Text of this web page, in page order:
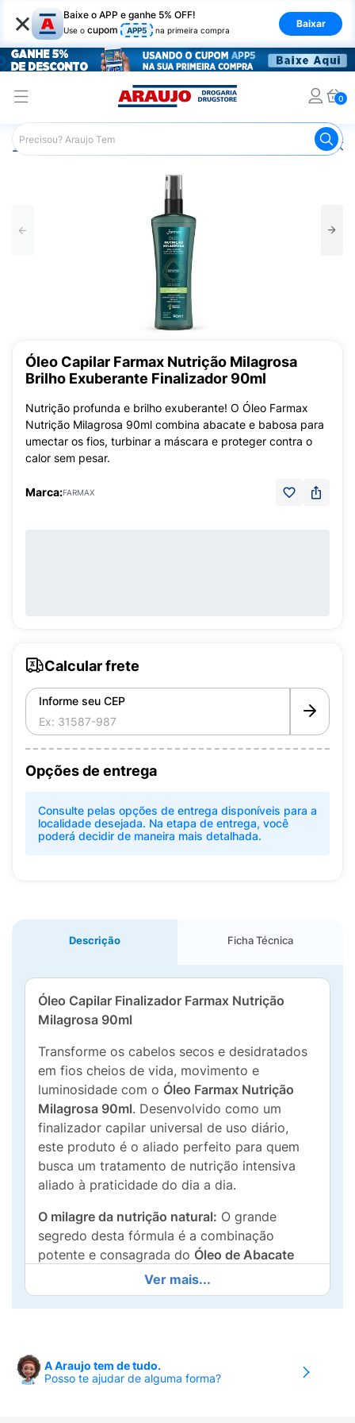
× Baixe o APP e ganhe 5% OFF!
Use o cupom APP5 na primeira compra
Baixar
0
Araujo Cabelo Óleo
Óleo Capilar Farmax Nutrição Milagrosa
Brilho Exuberante Finalizador 90ml
Nutrição profunda e brilho exuberante! O Óleo Farmax
Nutrição Milagrosa 90ml combina abacate e babosa para
umectar os fios, turbinar a máscara e proteger contra o
calor sem pesar.
Marca:FARMAX
Calcular frete
Informe seu CEP
Opções de entrega
Consulte pelas opções de entrega disponíveis para a
localidade desejada. Na etapa de entrega, você
poderá decidir de maneira mais detalhada.
Descrição Ficha Técnica
Óleo Capilar Finalizador Farmax Nutrição
Milagrosa 90ml
Transforme os cabelos secos e desidratados
em fios cheios de vida, movimento e
luminosidade com o Óleo Farmax Nutrição
Milagrosa 90ml. Desenvolvido como um
finalizador capilar universal de uso diário,
este produto é o aliado perfeito para quem
busca um tratamento de nutrição intensiva
aliado à praticidade do dia a dia.
O milagre da nutrição natural: O grande
segredo desta fórmula é a combinação
potente e consagrada do Óleo de Abacate
Óleo de Babosa(Aloe Vera). Juntos,
esses ativos ricos em vitaminas e lipídios
penetram na fibra capilar, promovendo uma
opaco ou espigado do cabelo.
Ver mais...
A Araujo tem de tudo.
Posso te ajudar de alguma forma?